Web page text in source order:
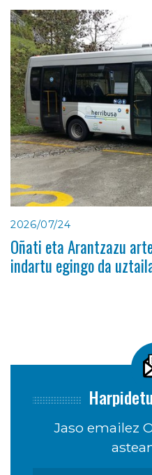
2026/07/24
Oñati eta Arantzazu
indartu egingo da
Jaso emailez